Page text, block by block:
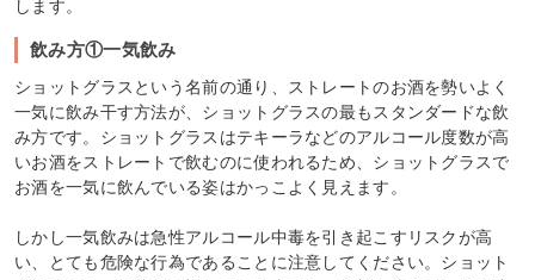
します。
飲み方①一気飲み
ショットグラスという名前の通り、ストレートのお酒を勢いよく
一気に飲み干す方法が、ショットグラスの最もスタンダードな飲
み方です。ショットグラスはテキーラなどのアルコール度数が高
いお酒をストレートで飲むのに使われるため、ショットグラスで
お酒を一気に飲んでいる姿はかっこよく見えます。
しかし一気飲みは急性アルコール中毒を引き起こすリスクが高
い、とても危険な行為であることに注意してください。ショット